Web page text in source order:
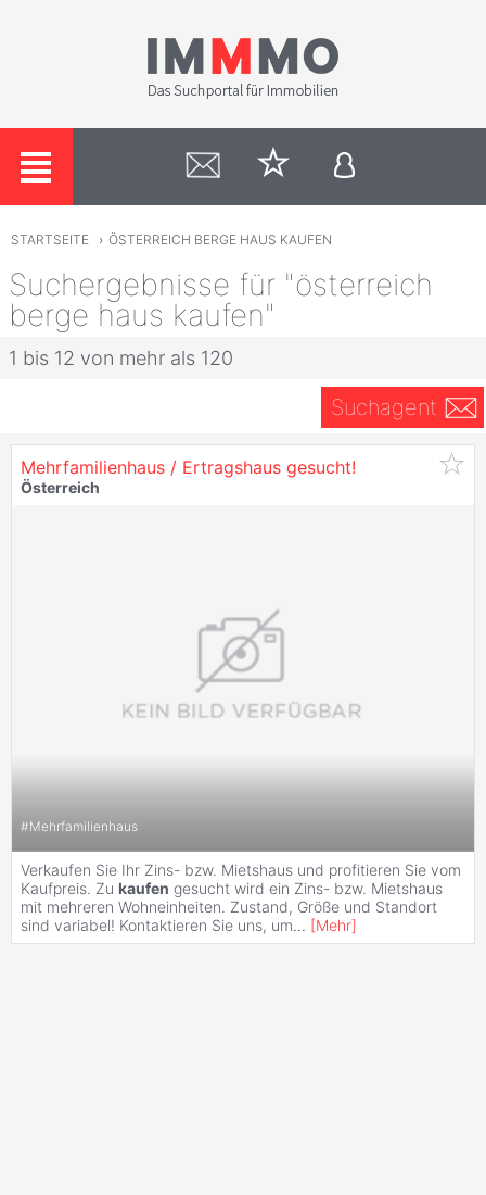
STARTSEITE › ÖSTERREICH BERGE HAUS KAUFEN
Suchergebnisse für "österreich
berge haus kaufen"
1 bis 12 von mehr als 120
Suchagent
Mehrfamilienhaus / Ertragshaus gesucht!
Österreich
#Mehrfamilienhaus
Verkaufen Sie Ihr Zins- bzw. Mietshaus und profitieren Sie vom
Kaufpreis. Zu kaufen gesucht wird ein Zins- bzw. Mietshaus
mit mehreren Wohneinheiten. Zustand, Größe und Standort
sind variabel! Kontaktieren Sie uns, um... [Mehr]